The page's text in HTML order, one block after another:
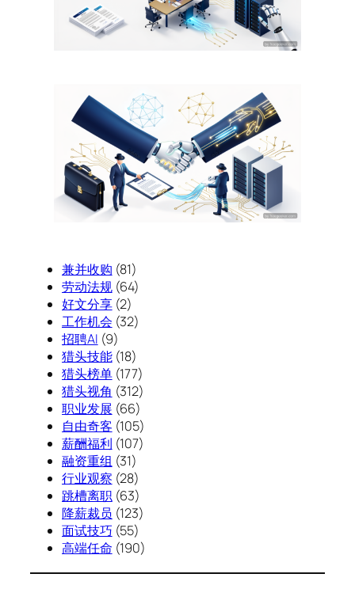
兼并收购 (81)
劳动法规(64)
好文分享(2)
工作机会 (32)
招聘AI (9)
猎头技能(18)
猎头榜单(177)
猎头视角 (312)
职业发展 (66)
自由奇客 (105)
薪酬福利 (107)
融资重组 (31)
行业观察 (28)
跳槽离职(63)
降薪裁员 (123)
面试技巧 (55)
高端任命 (190)